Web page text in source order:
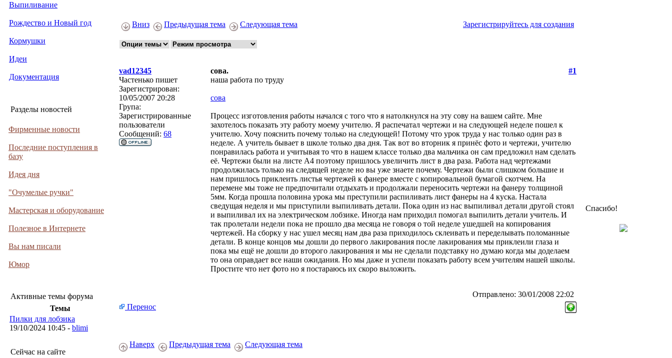
Выпиливание
Рождество и Новый год
Кормушки
Идеи
Документация
Разделы новостей
Фирменные новости
Последние поступления в
базу
Идея дня
"Очумелые ручки"
Мастерская и оборудование
Полезное в Интернете
Вы нам писали
Юмор
Активные темы форума
Темы
Пилки для лобзика
19/10/2024 10:45 - blimi
Сейчас на сайте
Вниз Предыдущая тема Следующая тема Зарегистрируйтесь для создания
vad12345 сова.
#1
Частенько пишет
Зарегистрирован:
10/05/2007 20:28
Група:
Зарегистрированные
пользователи
Сообщений: 68
наша работа по труду
сова
Процесс изготовления работы начался с того что я натолкнулся на эту сову на вашем сайте. Мне
захотелось показать эту работу моему учителю. Я распечатал чертежи и на следующей неделе пошел к
учителю. Хочу пояснить почему только на следующей! Потому что урок труда у нас только один раз в
неделе. А учитель бывает в школе только два дня. Так вот во вторник я принёс фото и чертежи, учителю
понравилась работа и учитывая то что в нашем классе только два мальчика он сам предложил нам сделать
её. Чертежи были на листе А4 поэтому пришлось увеличить лист в два раза. Работа над чертежами
продолжилась только на следящей неделе но вы уже знаете почему. Чертежи были слишком большие и
нам пришлось приклеить листья чертежей к фанере вместе с копировальной бумагой скотчем. На
перемене мы тоже не предпочитали отдыхать и продолжали переносить чертежи на фанеру толщиной
5мм. Когда прошла половина урока мы преступили распиливать лист фанеры на 4 куска. Настала
сведущая неделя и мы приступили выпиливать детали. Пока один из нас выпиливал детали другой стоял
и выпиливал их на электрическом лобзике. Иногда нам приходил помогал выпилить детали учитель. И
так пролетали недели пока не прошло два месяца не говоря о той неделе ушедшей на копирования
чертежей. На сборку у нас ушел месяц нам два раза приходилось склеивать и переделывать поломанные
детали. В конце концов мы дошли до первого лакирования после лакирования мы приклеили глаза и
пока мы ещё не дошли до второго лакирования и мы не сделали подставку но думаю когда мы доделаем
то она оправдает все наши ожидания. Но мы даже и успели показать работу всем учителям нашей школы.
Простите что нет фото но я постараюсь их скоро выложить.
Отправлено: 30/01/2008 22:02
Перенос
Наверх Предыдущая тема Следующая тема
Спасибо!